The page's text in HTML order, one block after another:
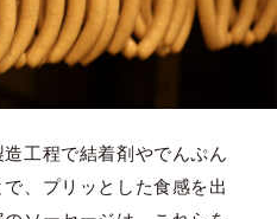
工程で結着剤やでんぷん
、プリッとした食感を出